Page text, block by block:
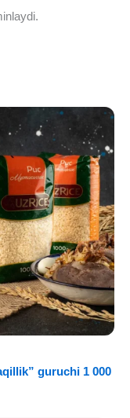
guruchi 1 000